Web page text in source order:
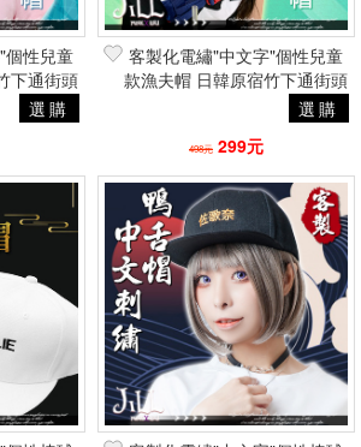
個性兒童
下通街頭
選購
客製化電繡"中文字"個性兒童
款漁夫帽 日韓原宿竹下通街頭
選購
498元 299元